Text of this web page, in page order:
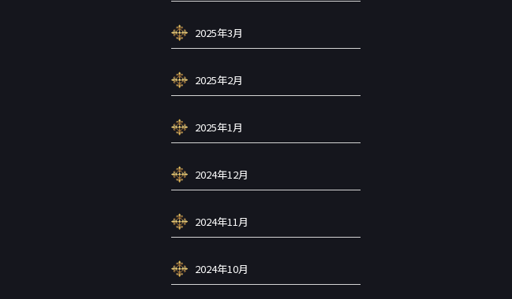
2025年3月
2025年2月
2025年1月
2024年12月
2024年11月
2024年10月